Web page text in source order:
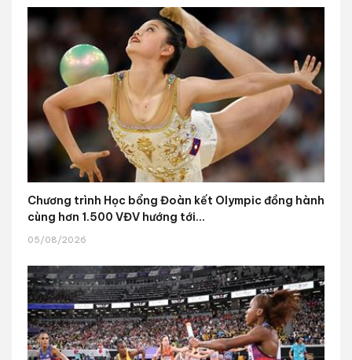
Chương trình Học bổng Đoàn kết Olympic đồng hành
cùng hơn 1.500 VĐV hướng tới...
05/08/2026